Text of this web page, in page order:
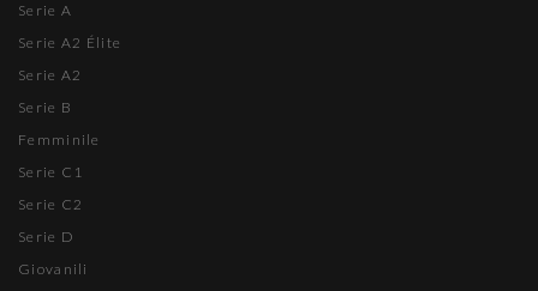
Serie A
Serie A2 Élite
Serie A2
Serie B
Femminile
Serie C1
Serie C2
Serie D
Giovanili